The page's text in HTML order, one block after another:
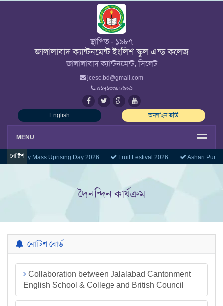
স্থাপিত - ১৯৮৭
জালালাবাদ ক্যান্টনমেন্ট ইংলিশ স্কুল এন্ড কলেজ
জালালাবাদ ক্যান্টনমেন্ট, সিলেট
jcesc.bd@gmail.com
০১৭১৩৩৮৮৯৬১
English অনলাইন ভর্তি
MENU
নোটিশJuly Mass Uprising Day 2026 Fruit Festival 2026 Ashari
দৈনন্দিন কার্যক্রম
নোটিশ বোর্ড
Collaboration between Jalalabad Cantonment
English School & College and British Council